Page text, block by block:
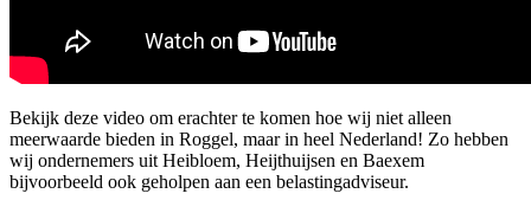
Bekijk deze video om erachter te komen hoe wij niet alleen
meerwaarde bieden in Roggel, maar in heel Nederland! Zo hebben
wij ondernemers uit Heibloem, Heijthuijsen en Baexem
bijvoorbeeld ook geholpen aan een belastingadviseur.